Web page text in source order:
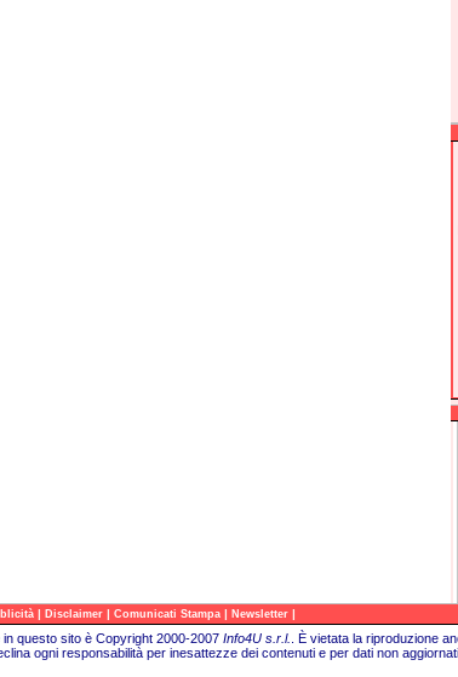
| Disclaimer | Comunicati Stampa | Newsletter |
questo sito è Copyright 2000-2007 Info4U s.r.l.
È vietata la riproduzione
ogni responsabilità per inesattezze dei contenuti e per dati non aggiornati.